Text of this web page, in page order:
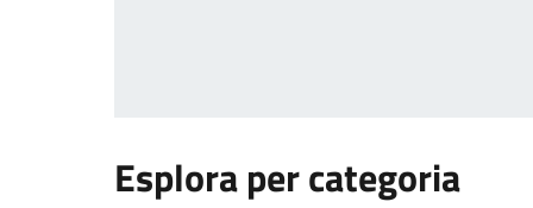
Esplora per categoria